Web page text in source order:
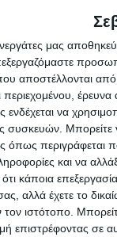
μας
αποστέλλονται από
περιεχομένου,
ενδέχεται να
Μπορείτε
όπως περιγράφεται
και να
κάποια
αλλά έχετε το
τον ιστότοπο.
επιστρέφοντας σε